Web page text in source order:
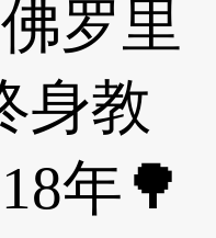
罗里
身教
年🌳